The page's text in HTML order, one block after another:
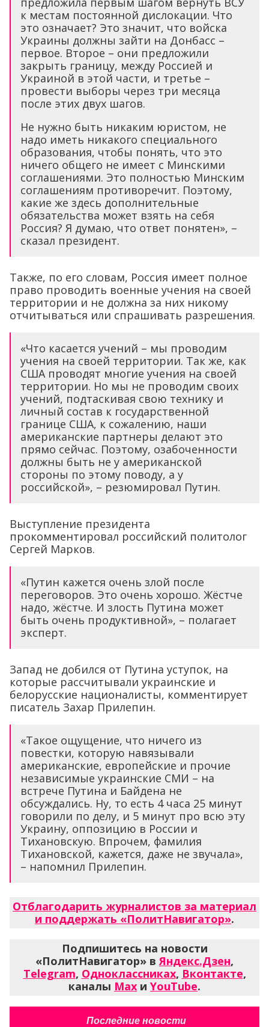
к местам постоянной дислокации. Что
это означает? Это значит, что войска
Украины должны зайти на Донбасс –
первое. Второе – они предложили
закрыть границу, между Россией и
Украиной в этой части, и третье –
провести выборы через три месяца
после этих двух шагов.
Не нужно быть никаким юристом, не
надо иметь никакого специального
образования, чтобы понять, что это
ничего общего не имеет с Минскими
соглашениями. Это полностью Минским
соглашениям противоречит. Поэтому,
какие же здесь дополнительные
обязательства может взять на себя
Россия? Я думаю, что ответ понятен», –
сказал президент.
Также, по его словам, Россия имеет полное
право проводить военные учения на своей
территории и не должна за них никому
отчитываться или спрашивать разрешения.
«Что касается учений – мы проводим
учения на своей территории. Так же, как
США проводят многие учения на своей
территории. Но мы не проводим своих
учений, подтаскивая свою технику и
личный состав к государственной
границе США, к сожалению, наши
американские партнеры делают это
прямо сейчас. Поэтому, озабоченности
должны быть не у американской
стороны по этому поводу, а у
российской», – резюмировал Путин.
Выступление президента
прокомментировал российский политолог
Сергей Марков.
«Путин кажется очень злой после
переговоров. Это очень хорошо. Жёстче
надо, жёстче. И злость Путина может
быть очень продуктивной», – полагает
эксперт.
Запад не добился от Путина уступок, на
которые рассчитывали украинские и
белорусские националисты, комментирует
писатель Захар Прилепин.
«Такое ощущение, что ничего из
повестки, которую навязывали
американские, европейские и прочие
независимые украинские СМИ – на
встрече Путина и Байдена не
обсуждались. Ну, то есть 4 часа 25 минут
говорили по делу, и 5 минут про всю эту
Украину, оппозицию в России и
Тихановскую. Впрочем, фамилия
Тихановской, кажется, даже не звучала»,
– напомнил Прилепин.
Отблагодарить журналистов за материал
и поддержать «ПолитНавигатор».
Подпишитесь на новости
«ПолитНавигатор» вЯндекс.Дзен,
Telegram, Одноклассниках, Вконтакте,
каналы Max и YouTube.
Последние новости